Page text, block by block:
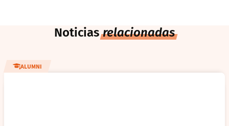
Noticiasrelacionadas
ALUMNI